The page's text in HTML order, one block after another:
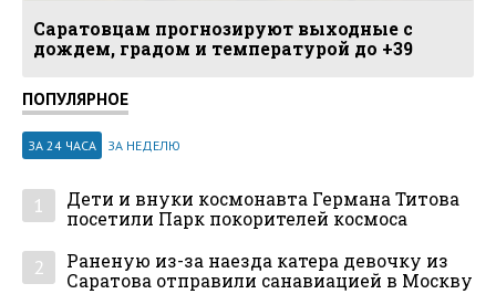
Саратовцам прогнозируют выходные с
дождем, градом и температурой до +39
ПОПУЛЯРНОЕ
ЗА 24 ЧАСА ЗА НЕДЕЛЮ
1
Дети и внуки космонавта Германа Титова
посетили Парк покорителей космоса
2
Раненую из-за наезда катера девочку из
Саратова отправили санавиацией в Москву